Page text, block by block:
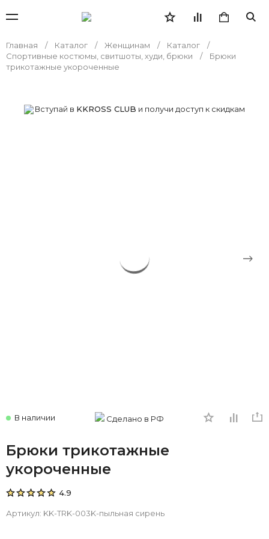
Главная Каталог Женщинам
Каталог
Спортивные костюмы, свитшоты, худи, брюки
Брюки
трикотажные укороченные
Вступай в KKROSS CLUB и получи доступ к скидкам
В наличии Сделано в РФ
Брюки трикотажные
укороченные
4.9
Артикул: KK-TRK-003K-пыльная сирень